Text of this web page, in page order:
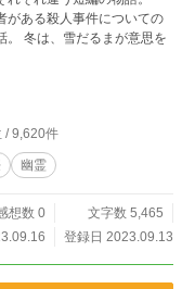
がある殺人事件についての
。 冬は、雪だるまが意思を
/ 9,620件
幽霊
想数 0
文字数 5,465
登録日 2023.09.13